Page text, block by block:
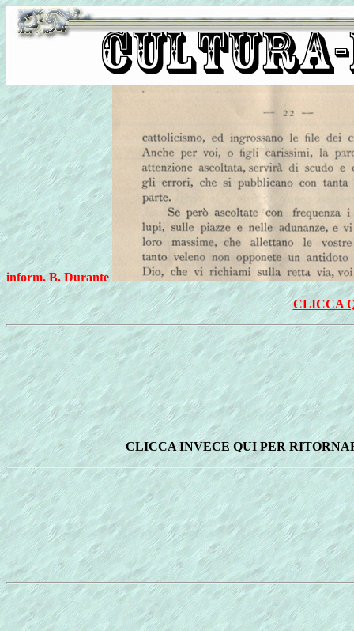
inform. B. Durante
CLICCA
CLICCA INVECE QUI PER